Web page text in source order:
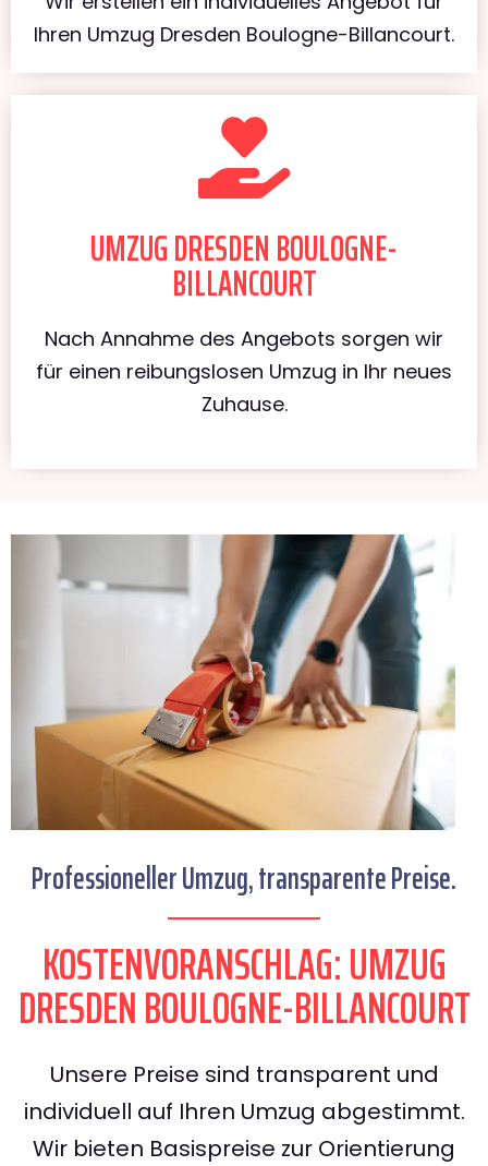
Ihren Umzug Dresden Boulogne-Billancourt.
UMZUG DRESDEN BOULOGNE-
BILLANCOURT
Nach Annahme des Angebots sorgen wir
für einen reibungslosen Umzug in Ihr neues
Zuhause.
Professioneller Umzug, transparente Preise.
KOSTENVORANSCHLAG: UMZUG
DRESDEN BOULOGNE-BILLANCOURT
Unsere Preise sind transparent und
individuell auf Ihren Umzug abgestimmt.
Wir bieten Basispreise zur Orientierung